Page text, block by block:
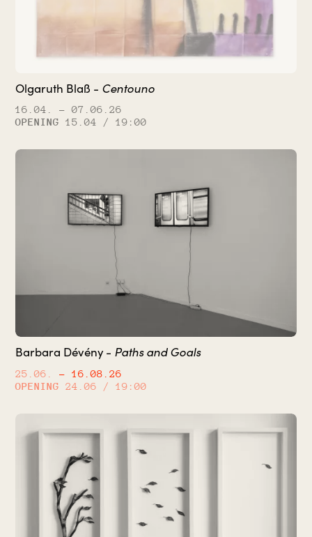
Olgaruth Blaß - Centouno
16.04.
– 07.06.26
OPENING
15.04 / 19:00
Barbara Dévény - Paths and Goals
25.06.
– 16.08.26
OPENING
24.06 / 19:00